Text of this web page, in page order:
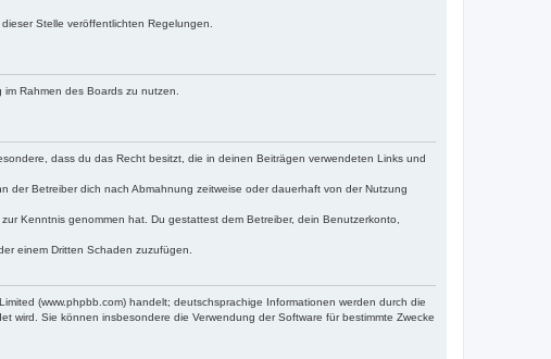
Stelle veröffentlichten Regelungen.
Rahmen des Boards zu nutzen.
dass du das Recht besitzt, die in deinen Beiträgen verwendeten Links und
Betreiber dich nach Abmahnung zeitweise oder dauerhaft von der Nutzung
Kenntnis genommen hat. Du gestattest dem Betreiber, dein Benutzerkonto,
einem Dritten Schaden zuzufügen.
(www.phpbb.com) handelt; deutschsprachige Informationen werden durch die
wird. Sie können insbesondere die Verwendung der Software für bestimmte Zwecke